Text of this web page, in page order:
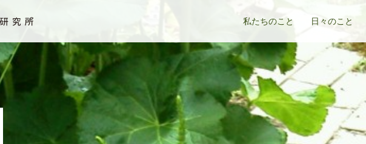
私たちのこと 日々のこと